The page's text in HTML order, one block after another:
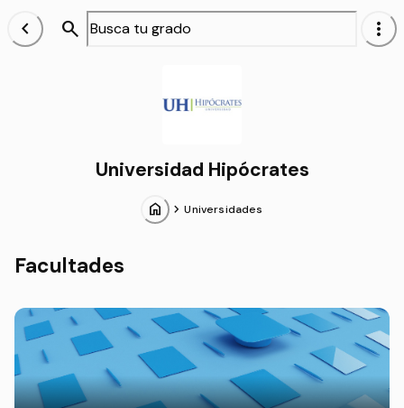
chevron_left search more_vert
Universidad Hipócrates
home chevron_forwardUniversidades
Facultades